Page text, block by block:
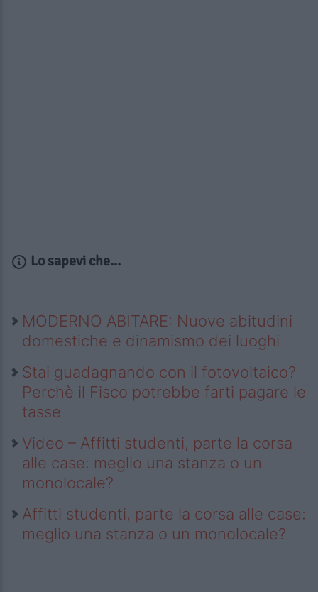
Lo sapevi che...
MODERNO ABITARE: Nuove abitudini
domestiche e dinamismo dei luoghi
Stai guadagnando con il fotovoltaico?
Perchè il Fisco potrebbe farti pagare le
tasse
Video – Affitti studenti, parte la corsa
alle case: meglio una stanza o un
monolocale?
Affitti studenti, parte la corsa alle case:
meglio una stanza o un monolocale?